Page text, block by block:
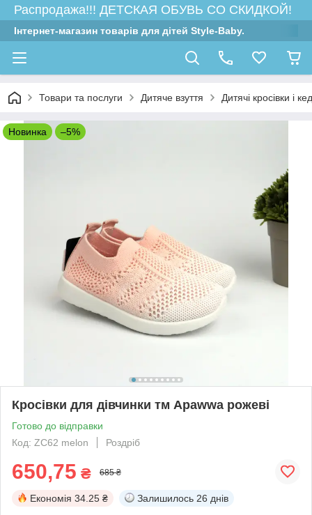
Распродажа!!! ДЕТСКАЯ ОБУВЬ СО СКИДКОЙ!
Інтернет-магазин товарів для дітей Style-Baby.
Товари та послуги Дитяче взуття Дитячі кросівки і
Новинка –5%
Кросівки для дівчинки тм Apawwa рожеві
Готово до відправки
Код: ZC62 melon
Роздріб
650,75 ₴ 685 ₴
Економія 34.25 ₴ Залишилось 26 днів